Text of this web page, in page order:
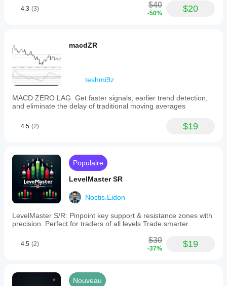
4.3 (3) $40
-50% $20
macdZR
teshmi9z
MACD ZERO LAG. Get faster signals, earlier trend detection,
and eliminate the delay of traditional moving averages
4.5 (2) $19
Populaire
LevelMaster SR
Noctis.Eidon
LevelMaster S/R: Pinpoint key support & resistance zones with
precision. Perfect for traders of all levels Trade smarter
4.5 (2) $30
-37% $19
Nouveau